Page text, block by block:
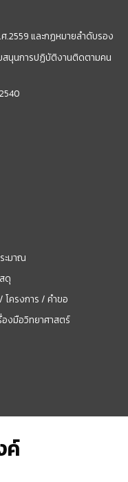
.2559 และกฏหมายลำดับรอง
สนุนการปฏิบัติงานติดตามคน
ะมาณ
ดุ
ครงการ / คำขอ
องมือวิทยาศาสตร์
ค์